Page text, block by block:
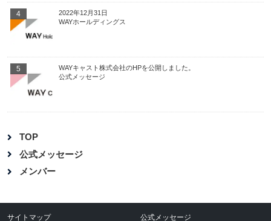
4
2022年12月31日
WAYホールディングス
5
WAYキャスト株式会社のHPを公開しました。
公式メッセージ
TOP
公式メッセージ
メンバー
サイトマップ 公式メッセージ